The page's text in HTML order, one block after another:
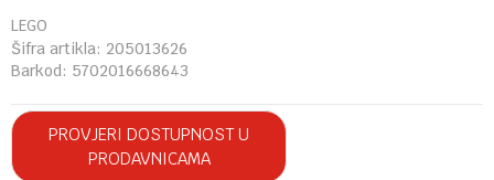
LEGO
Šifra artikla: 205013626
Barkod: 5702016668643
PROVJERI DOSTUPNOST U
PRODAVNICAMA